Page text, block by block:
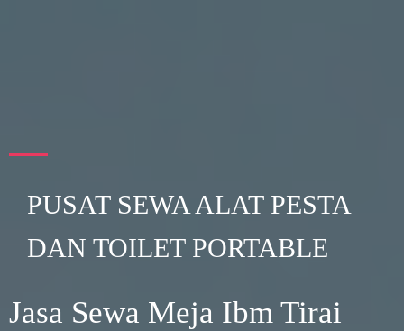
PUSAT SEWA ALAT PESTA
DAN TOILET PORTABLE
Jasa Sewa Meja Ibm Tirai